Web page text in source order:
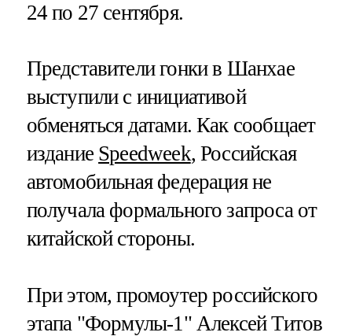
24 по 27 сентября.
Представители гонки в Шанхае
выступили с инициативой
обменяться датами. Как сообщает
издание Speedweek, Российская
автомобильная федерация не
получала формального запроса от
китайской стороны.
При этом, промоутер российского
этапа "Формулы-1" Алексей Титов